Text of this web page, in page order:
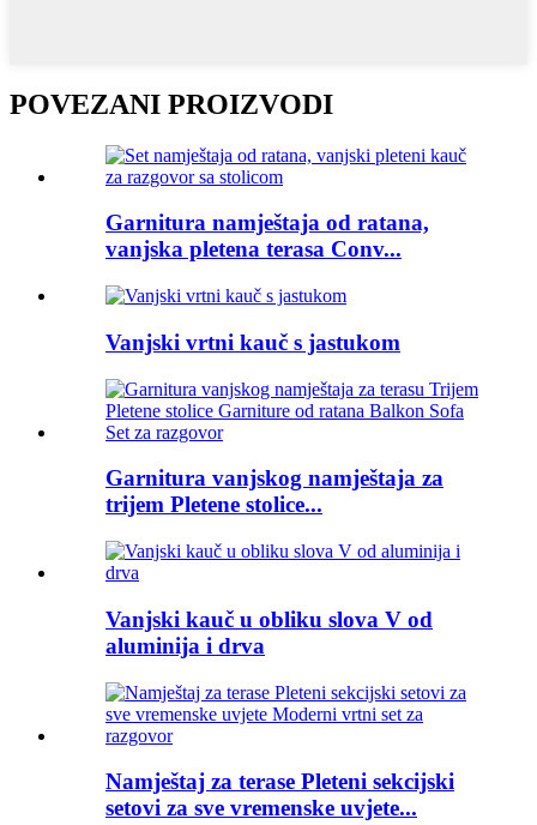
POVEZANI PROIZVODI
Garnitura namještaja od ratana,
vanjska pletena terasa Conv...
Vanjski vrtni kauč s jastukom
Garnitura vanjskog namještaja za
trijem Pletene stolice...
Vanjski kauč u obliku slova V od
aluminija i drva
Namještaj za terase Pleteni sekcijski
setovi za sve vremenske uvjete...